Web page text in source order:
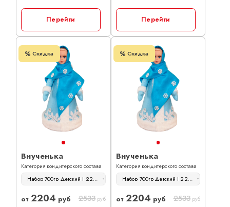
Перейти Перейти
Скидка
Внученька
Категория кондитерского состава
Набор 700гр Детский | 2204 руб
от 2204 руб 2533 руб
Скидка
Внученька
Категория кондитерского состава
Набор 700гр Детский | 2204 руб
от 2204 руб 2533 руб